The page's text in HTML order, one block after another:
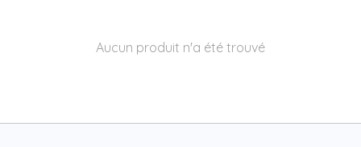
Aucun produit n'a été trouvé